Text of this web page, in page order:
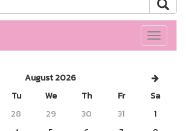
Toggle
August 2026
Tu We Th Fr
Sa
28 29 30 31
1